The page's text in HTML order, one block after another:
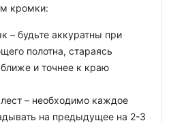
кромки:
– будьте аккуратны при
полотна, стараясь
и точнее к краю
– необходимо каждое
на предыдущее на 2-3